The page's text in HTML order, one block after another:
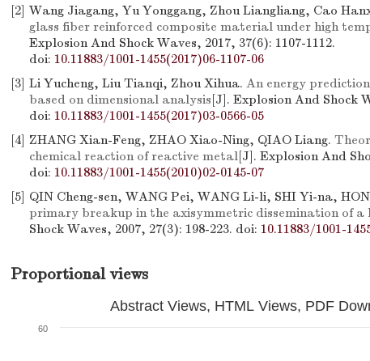
[2] Wang Jiagang, Yu Yonggang, Zhou Liangliang, Cao
glass fiber reinforced composite material under high
Explosion And Shock Waves, 2017, 37(6): 1107-1112.
doi: 10.11883/1001-1455(2017)06-1107-06
[3] Li Yucheng, Liu Tianqi, Zhou Xihua. An energy
based on dimensional analysis[J]. Explosion And Shock
doi: 10.11883/1001-1455(2017)03-0566-05
[4] ZHANG Xian-Feng, ZHAO Xiao-Ning, QIAO Liang.
chemical reaction of reactive metal[J]. Explosion And
doi: 10.11883/1001-1455(2010)02-0145-07
[5] QIN Cheng-sen, WANG Pei, WANG Li-li, SHI Yi-na,
primary breakup in the axisymmetric dissemination of a
Shock Waves, 2007, 27(3): 198-223. doi: 10.11883/1001-
Proportional views
Abstract Views, HTML Views, PDF
60